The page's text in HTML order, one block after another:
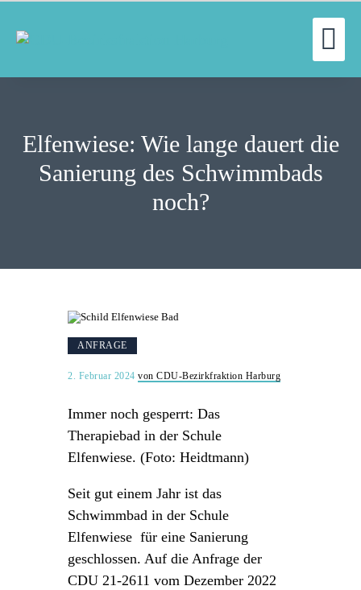
Elfenwiese: Wie lange dauert die
Sanierung des Schwimmbads
noch?
UNSERE ARBEIT
AUSSCHÜSSE
AKTUELLES
ANFRAGE
2. Februar 2024 von CDU-Bezirkfraktion Harburg
Immer noch gesperrt: Das
Therapiebad in der Schule
Elfenwiese. (Foto: Heidtmann)
Seit gut einem Jahr ist das
Schwimmbad in der Schule
Elfenwiese für eine Sanierung
geschlossen. Auf die Anfrage der
CDU 21-2611 vom Dezember 2022